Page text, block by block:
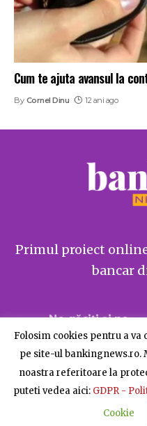
Cum te ajuta avansul la
By Cornel Dinu 12 ani ago
Primul proiect
bancar
Ne găsiți și pe
© BankingNews -
Despre BankingNews
Folosim cookies pentru a
pe site-ul
noastra referitoare la
puteti vedea aici: GDPR -
Cookie